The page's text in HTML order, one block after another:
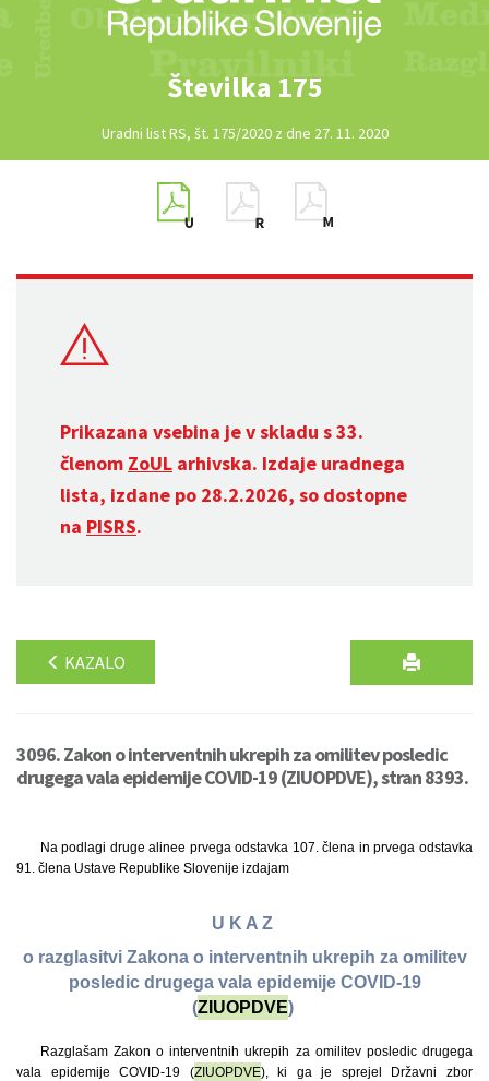
Številka 175
Uradni list RS, št. 175/2020 z dne 27. 11. 2020
Prikazana vsebina je v skladu s 33.
členom ZoUL arhivska. Izdaje uradnega
lista, izdane po 28.2.2026, so dostopne
na PISRS.
KAZALO
3096. Zakon o interventnih ukrepih za omilitev posledic
drugega vala epidemije COVID-19 (ZIUOPDVE), stran 8393.
Na podlagi druge alinee prvega odstavka 107. člena in prvega odstavka
91. člena Ustave Republike Slovenije izdajam
U K A Z
o razglasitvi Zakona o interventnih ukrepih za omilitev
posledic drugega vala epidemije COVID-19
(ZIUOPDVE)
Razglašam Zakon o interventnih ukrepih za omilitev posledic drugega
vala epidemije COVID-19 (ZIUOPDVE), ki ga je sprejel Državni zbor